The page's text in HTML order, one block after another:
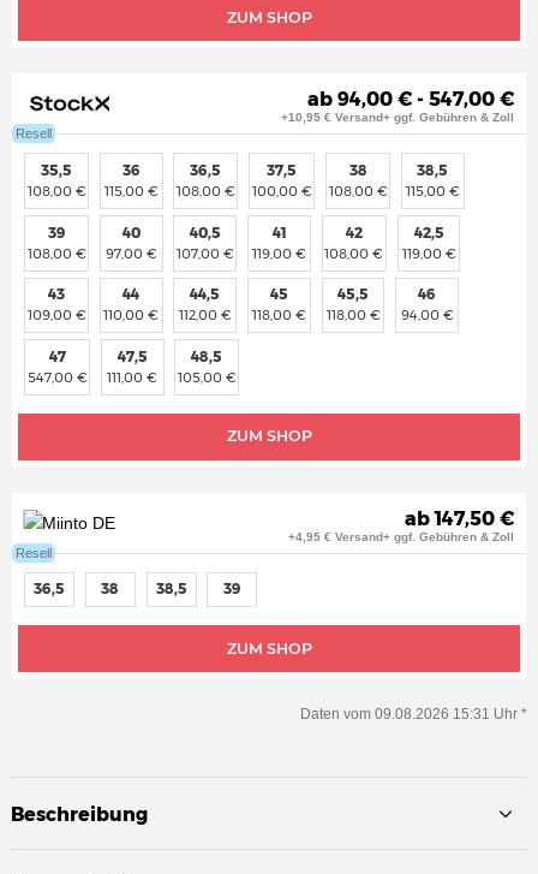
ZUM SHOP
Resell
ab 94,00 € - 547,00 €
+10,95 € Versand+ ggf. Gebühren & Zoll
ZUM SHOP
35,5
108,00 €
36
115,00 €
36,5
108,00 €
37,5
100,00 €
38
108,00 €
38,5
115,00 €
39
108,00 €
40
97,00 €
40,5
107,00 €
41
119,00 €
42
108,00 €
42,5
119,00 €
43
109,00 €
44
110,00 €
44,5
112,00 €
45
118,00 €
45,5
118,00 €
46
94,00 €
47
547,00 €
47,5
111,00 €
48,5
105,00 €
Resell
ab 147,50 €
+4,95 € Versand+ ggf. Gebühren & Zoll
ZUM SHOP
36,5 38 38,5 39
Daten vom 09.08.2026 15:31 Uhr *
Beschreibung